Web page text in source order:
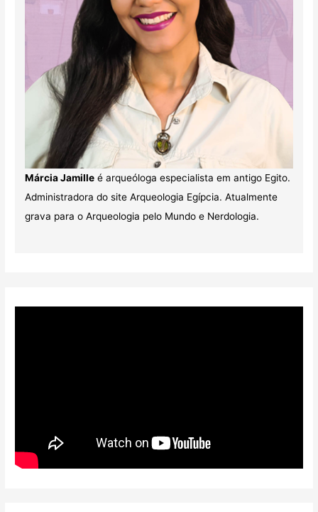
Márcia Jamilleé arqueóloga especialista em antigo Egito.
Administradora do site Arqueologia Egípcia. Atualmente
grava para o Arqueologia pelo Mundo e Nerdologia.